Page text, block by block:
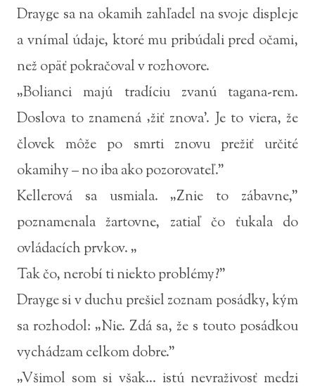
Drayge sa na okamih zahľadel na svoje displeje
a vnímal údaje, ktoré mu pribúdali pred očami,
než opäť pokračoval v rozhovore.
„Bolianci majú tradíciu zvanú tagana-rem.
Doslova to znamená ‚žiť znova'. Je to viera, že
človek môže po smrti znovu prežiť určité
okamihy – no iba ako pozorovateľ.”
Kellerová sa usmiala. „Znie to zábavne,”
poznamenala žartovne, zatiaľ čo ťukala do
ovládacích prvkov. „
Tak čo, nerobí ti niekto problémy?”
Drayge si v duchu prešiel zoznam posádky, kým
sa rozhodol: „Nie. Zdá sa, že s touto posádkou
vychádzam celkom dobre.”
„Všimol som si však... istú nevraživosť medzi